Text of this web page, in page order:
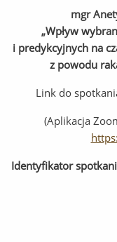
mgr
„Wpływ
i predykcyjnych na
z powodu
Link do
(Aplikacja
Identyfikator